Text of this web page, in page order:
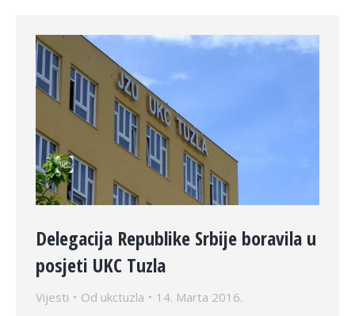
Delegacija Republike Srbije boravila u
posjeti UKC Tuzla
Vijesti Od ukctuzla 14. Marta 2016.